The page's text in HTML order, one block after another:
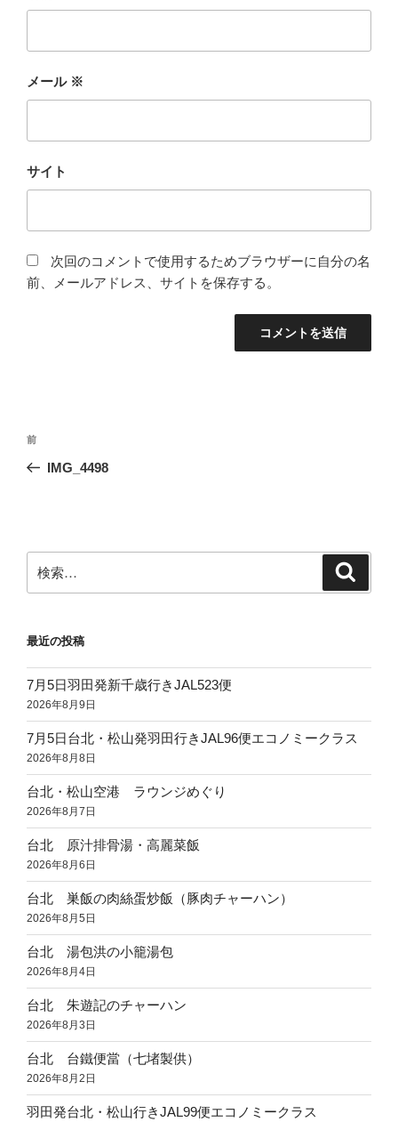
メール ※
サイト
次回のコメントで使用するためブラウザーに自分の名
前、メールアドレス、サイトを保存する。
投
ナ
ー
シ
前
の
前
IMG_4498
索:
最近の投稿
7月5日羽田発新千歳行きJAL523便
2026年8月9日
7月5日台北・松山発羽田行きJAL96便エコノミークラス
2026年8月8日
台北・松山空港 ラウンジめぐり
2026年8月7日
台北 原汁排骨湯・高麗菜飯
2026年8月6日
台北 巣飯の肉絲蛋炒飯（豚肉チャーハン）
2026年8月5日
台北 湯包洪の小籠湯包
2026年8月4日
台北 朱遊記のチャーハン
2026年8月3日
台北 台鐵便當（七堵製供）
2026年8月2日
羽田発台北・松山行きJAL99便エコノミークラス